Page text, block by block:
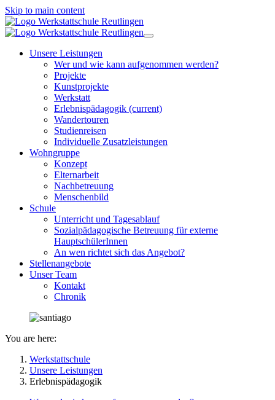
Skip to main content
Unsere Leistungen
Wer und wie kann aufgenommen werden?
Projekte
Kunstprojekte
Werkstatt
Erlebnispädagogik (current)
Wandertouren
Studienreisen
Individuelle Zusatzleistungen
Wohngruppe
Konzept
Elternarbeit
Nachbetreuung
Menschenbild
Schule
Unterricht und Tagesablauf
Sozialpädagogische Betreuung für externe
HauptschülerInnen
An wen richtet sich das Angebot?
Stellenangebote
Unser Team
Kontakt
Chronik
You are here:
Werkstattschule
Unsere Leistungen
Erlebnispädagogik